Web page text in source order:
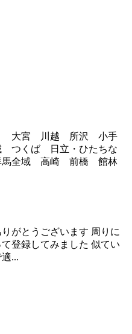
大宮 川越 所沢 小手
つくば 日立・ひたちな
全域 高崎 前橋 館林
がとうございます 周りに
登録してみました 似てい
...